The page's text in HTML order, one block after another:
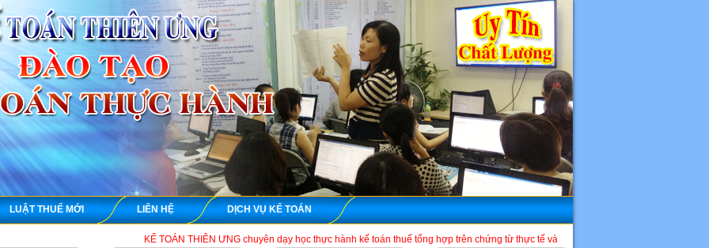
LUẬT THUẾ MỚI LIÊN HỆ DỊCH VỤ KẾ TOÁN
KẾ TOÁN THIÊN ƯNG chuyên dạy học thực hành kế toán thuế tổng hợp trên chứng từ thực tế và phần mềm HTKK, Excel, Misa. Là một địa chỉ